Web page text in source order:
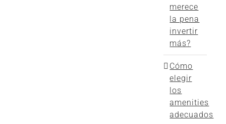
merece
la pena
invertir
más?
Cómo
elegir
los
amenities
adecuados